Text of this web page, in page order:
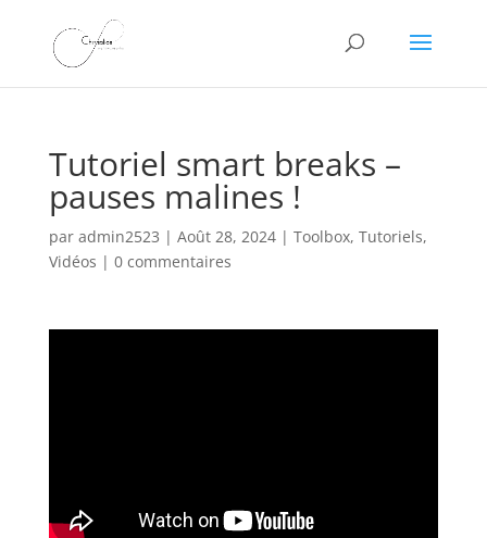
Tutoriel smart breaks –
pauses malines !
par admin2523 | Août 28, 2024| Toolbox, Tutoriels,
Vidéos | 0 commentaires